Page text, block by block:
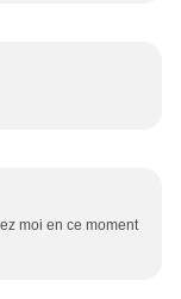
moi en ce moment